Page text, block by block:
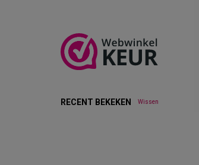
RECENT BEKEKEN Wissen